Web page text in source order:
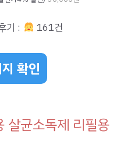
기 : 161건
확인
살균소독제 리필용